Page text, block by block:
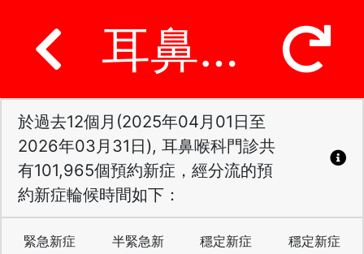
耳鼻喉科
於過去12個月(2025年04月01日至
2026年03月31日), 耳鼻喉科門診共
有101,965個預約新症，經分流的預
約新症輪候時間如下：
緊急新症
半緊急新
穩定新症
穩定新症